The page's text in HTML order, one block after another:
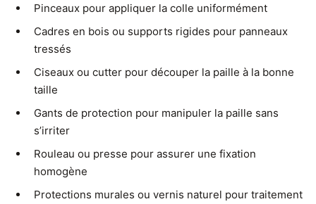
Pinceaux pour appliquer la colle uniformément
Cadres en bois ou supports rigides pour panneaux
tressés
Ciseaux ou cutter pour découper la paille à la bonne
taille
Gants de protection pour manipuler la paille sans
s’irriter
Rouleau ou presse pour assurer une fixation
homogène
Protections murales ou vernis naturel pour traitement